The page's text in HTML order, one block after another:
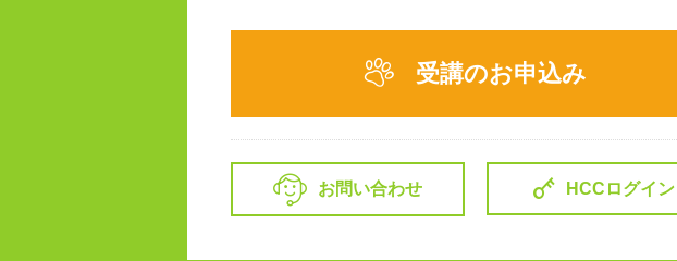
受講のお申込み
お問い合わせ HCCログイン